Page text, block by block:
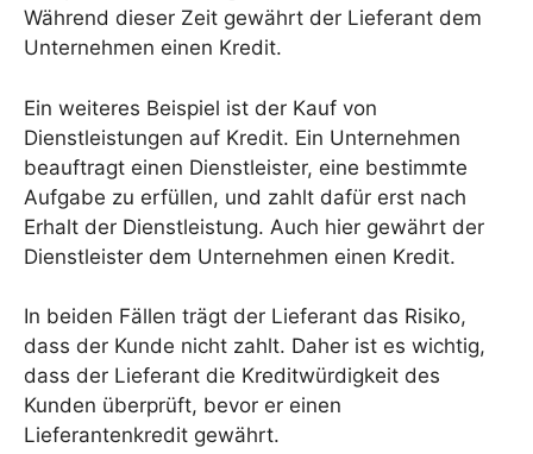
Während dieser Zeit gewährt der Lieferant dem
Unternehmen einen Kredit.
Ein weiteres Beispiel ist der Kauf von
Dienstleistungen auf Kredit. Ein Unternehmen
beauftragt einen Dienstleister, eine bestimmte
Aufgabe zu erfüllen, und zahlt dafür erst nach
Erhalt der Dienstleistung. Auch hier gewährt der
Dienstleister dem Unternehmen einen Kredit.
In beiden Fällen trägt der Lieferant das Risiko,
dass der Kunde nicht zahlt. Daher ist es wichtig,
dass der Lieferant die Kreditwürdigkeit des
Kunden überprüft, bevor er einen
Lieferantenkredit gewährt.